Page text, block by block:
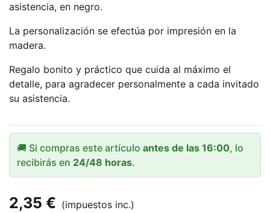
asistencia, en negro.
La personalización se efectúa por impresión en la
madera.
Regalo bonito y práctico que cuida al máximo el
detalle, para agradecer personalmente a cada invitado
su asistencia.
🚚 Si compras este artículo antes de las 16:00, lo
recibirás en 24/48 horas.
2,35 € (impuestos inc.)